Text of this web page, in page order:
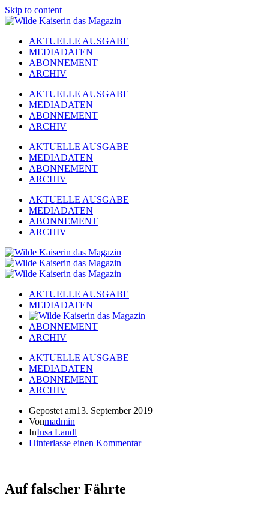
Skip to content
AKTUELLE AUSGABE
MEDIADATEN
ABONNEMENT
ARCHIV
AKTUELLE AUSGABE
MEDIADATEN
ABONNEMENT
ARCHIV
AKTUELLE AUSGABE
MEDIADATEN
ABONNEMENT
ARCHIV
AKTUELLE AUSGABE
MEDIADATEN
ABONNEMENT
ARCHIV
AKTUELLE AUSGABE
MEDIADATEN
ABONNEMENT
ARCHIV
AKTUELLE AUSGABE
MEDIADATEN
ABONNEMENT
ARCHIV
Gepostet am13. September 2019
Vonmadmin
InInsa Landl
Hinterlasse einen Kommentar
Auf falscher Fährte